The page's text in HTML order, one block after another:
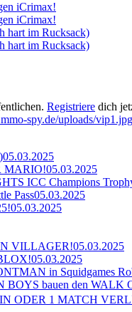
iCrimax!
iCrimax!
hart im Rucksack)
hart im Rucksack)
Registriere dich
05.03.2025
MARIO!05.03.2025
ICC Champions
Pass05.03.2025
05.03.2025
VILLAGER!05.03.2025
05.03.2025
in Squidgames
BOYS bauen den WALK
ODER 1 MATCH